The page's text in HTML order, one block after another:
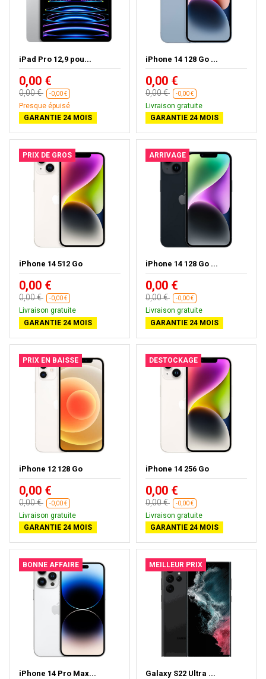
iPad Pro 12,9 pou...
0,00 €
0,00 € -0,00 €
Presque épuisé
GARANTIE 24 MOIS
iPhone 14 128 Go ...
0,00 €
0,00 € -0,00 €
Livraison gratuite
GARANTIE 24 MOIS
PRIX DE GROS
iPhone 14 512 Go
0,00 €
0,00 € -0,00 €
Livraison gratuite
GARANTIE 24 MOIS
ARRIVAGE
iPhone 14 128 Go ...
0,00 €
0,00 € -0,00 €
Livraison gratuite
GARANTIE 24 MOIS
PRIX EN BAISSE
iPhone 12 128 Go
0,00 €
0,00 € -0,00 €
Livraison gratuite
GARANTIE 24 MOIS
DESTOCKAGE
iPhone 14 256 Go
0,00 €
0,00 € -0,00 €
Livraison gratuite
GARANTIE 24 MOIS
BONNE AFFAIRE
iPhone 14 Pro Max...
MEILLEUR PRIX
Galaxy S22 Ultra ...